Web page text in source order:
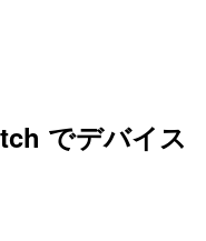
でデバイス